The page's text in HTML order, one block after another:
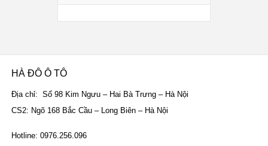
HÀ ĐÔ Ô TÔ
Địa chỉ: Số 98 Kim Ngưu – Hai Bà Trưng – Hà Nội
CS2: Ngõ 168 Bắc Cầu – Long Biên – Hà Nội
Hotline: 0976.256.096